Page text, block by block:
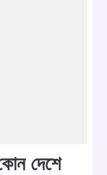
দেশে